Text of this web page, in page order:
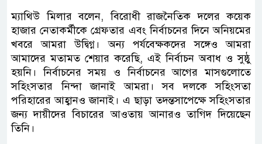
ম্যাথিউ মিলার বলেন, বিরোধী রাজনৈতিক দলের কয়েক
হাজার নেতাকর্মীকে গ্রেফতার এবং নির্বাচনের দিনে অনিয়মের
খবরে আমরা উদ্বিগ্ন। অন্য পর্যবেক্ষকদের সঙ্গেও আমরা
আমাদের মতামত শেয়ার করেছি, এই নির্বাচন অবাধ ও সুষ্ঠু
হয়নি। নির্বাচনের সময় ও নির্বাচনের আগের মাসগুলোতে
সহিংসতার নিন্দা জানাই আমরা। সব দলকে সহিংসতা
পরিহারের আহ্বানও জানাই। এ ছাড়া তদন্তসাপেক্ষে সহিংসতার
জন্য দায়ীদের বিচারের আওতায় আনারও তাগিদ দিয়েছেন
তিনি।